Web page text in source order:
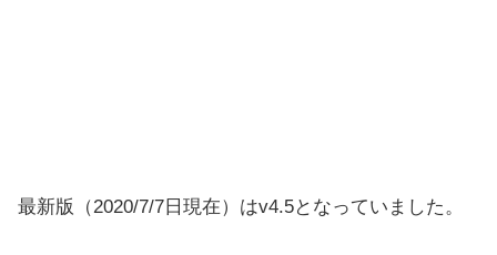
最新版（2020/7/7日現在）はv4.5となっていました。